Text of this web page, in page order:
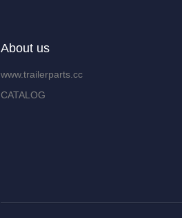
About us
www.trailerparts.cc
CATALOG